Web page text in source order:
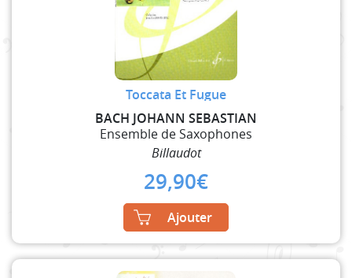
Toccata Et Fugue
BACH JOHANN SEBASTIAN
Ensemble de Saxophones
Billaudot
29,90€
Ajouter